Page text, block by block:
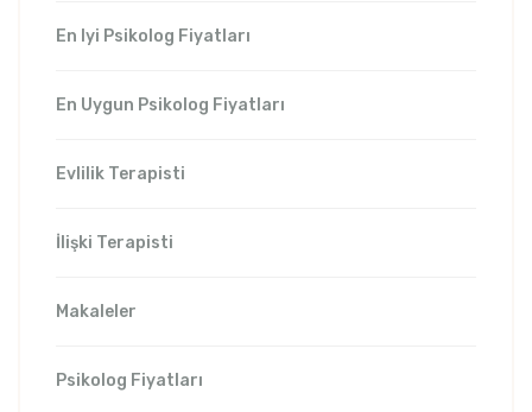
En Iyi Psikolog Fiyatları
En Uygun Psikolog Fiyatları
Evlilik Terapisti
İlişki Terapisti
Makaleler
Psikolog Fiyatları